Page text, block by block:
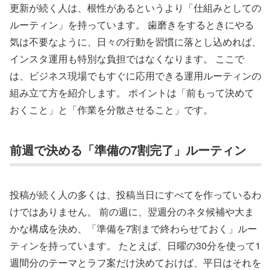
更新が続く人は、根性があるというより「仕組みとしての
ルーティン」を持っています。 歯磨きをするときにやる
気は不要なように、日々の行動を習慣に落とし込めれば、
インスタ運用も特別な負担ではなくなります。 ここで
は、ビジネス現場でもすぐに応用できる運用ルーティンの
組み立て方を紹介します。 ポイントは「前もって決めて
おくこと」と「作業を分散させること」です。
前週で決める「準備の7割完了」ルーティン
投稿が続く人の多くは、投稿当日にすべてを作っているわ
けではありません。 前の週に、翌週分のネタ候補や大ま
かな構成を決め、「準備を7割まで終わらせておく」ルー
ティンを持っています。 たとえば、日曜の30分を使って1
週間分のテーマとラフ案だけ決めておけば、平日はそれを